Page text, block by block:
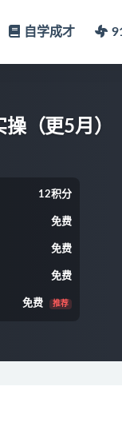
自学成才
（更5月）
12积分
免费
免费
免费
免费 推荐